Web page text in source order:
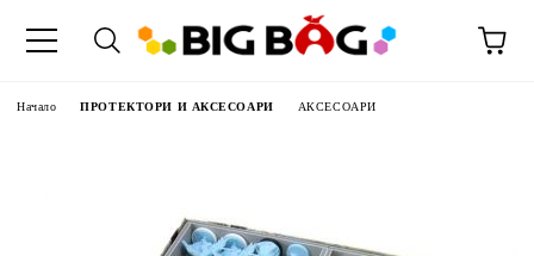
Начало ПРОТЕКТОРИ И АКСЕСОАРИ АКСЕСОАРИ